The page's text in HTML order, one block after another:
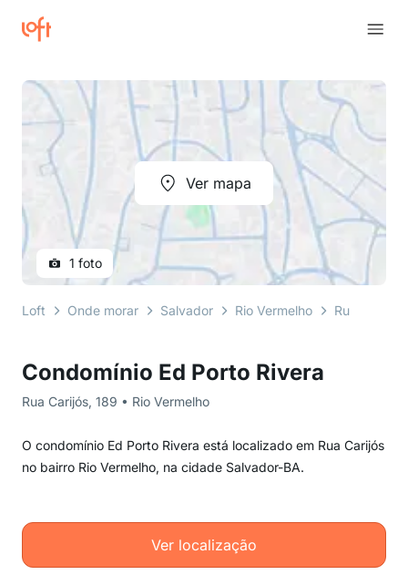
Condomínio Ed Porto Rivera
Rua Carijós, 189 • Rio Vermelho
O condomínio Ed Porto Rivera está localizado em Rua Carijós
no bairro Rio Vermelho, na cidade Salvador-BA.
Ver localização
Ver mapa
1 foto
Loft Onde morar Salvador Rio Vermelho Rua Carijós